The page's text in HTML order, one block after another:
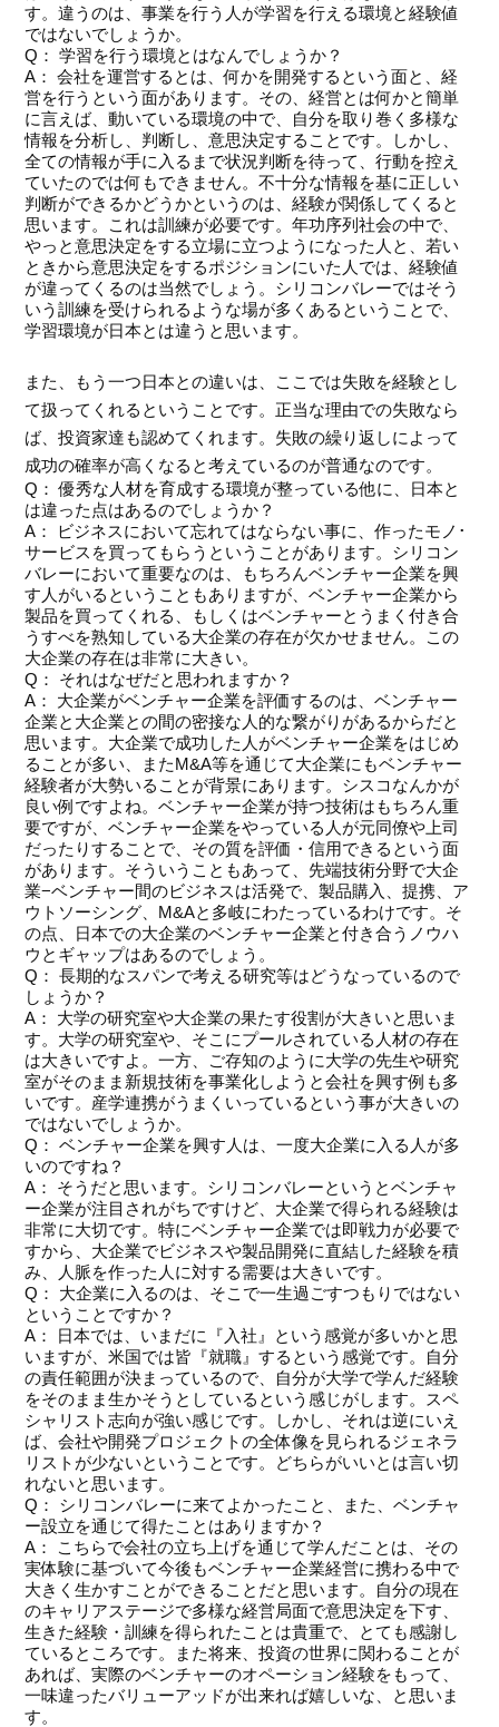
す。違うのは、事業を行う人が学習を行える環境と経験値
ではないでしょうか。
Q： 学習を行う環境とはなんでしょうか？
A： 会社を運営するとは、何かを開発するという面と、経
営を行うという面があります。その、経営とは何かと簡単
に言えば、動いている環境の中で、自分を取り巻く多様な
情報を分析し、判断し、意思決定することです。しかし、
全ての情報が手に入るまで状況判断を待って、行動を控え
ていたのでは何もできません。不十分な情報を基に正しい
判断ができるかどうかというのは、経験が関係してくると
思います。これは訓練が必要です。年功序列社会の中で、
やっと意思決定をする立場に立つようになった人と、若い
ときから意思決定をするポジションにいた人では、経験値
が違ってくるのは当然でしょう。シリコンバレーではそう
いう訓練を受けられるような場が多くあるということで、
学習環境が日本とは違うと思います。
また、もう一つ日本との違いは、ここでは失敗を経験とし
て扱ってくれるということです。正当な理由での失敗なら
ば、投資家達も認めてくれます。失敗の繰り返しによって
成功の確率が高くなると考えているのが普通なのです。
Q： 優秀な人材を育成する環境が整っている他に、日本と
は違った点はあるのでしょうか？
A： ビジネスにおいて忘れてはならない事に、作ったモノ･
サービスを買ってもらうということがあります。シリコン
バレーにおいて重要なのは、もちろんベンチャー企業を興
す人がいるということもありますが、ベンチャー企業から
製品を買ってくれる、もしくはベンチャーとうまく付き合
うすべを熟知している大企業の存在が欠かせません。この
大企業の存在は非常に大きい。
Q： それはなぜだと思われますか？
A： 大企業がベンチャー企業を評価するのは、ベンチャー
企業と大企業との間の密接な人的な繋がりがあるからだと
思います。大企業で成功した人がベンチャー企業をはじめ
ることが多い、またM&A等を通じて大企業にもベンチャー
経験者が大勢いることが背景にあります。シスコなんかが
良い例ですよね。ベンチャー企業が持つ技術はもちろん重
要ですが、ベンチャー企業をやっている人が元同僚や上司
だったりすることで、その質を評価・信用できるという面
があります。そういうこともあって、先端技術分野で大企
業−ベンチャー間のビジネスは活発で、製品購入、提携、ア
ウトソーシング、M&Aと多岐にわたっているわけです。そ
の点、日本での大企業のベンチャー企業と付き合うノウハ
ウとギャップはあるのでしょう。
Q： 長期的なスパンで考える研究等はどうなっているので
しょうか？
A： 大学の研究室や大企業の果たす役割が大きいと思いま
す。大学の研究室や、そこにプールされている人材の存在
は大きいですよ。一方、ご存知のように大学の先生や研究
室がそのまま新規技術を事業化しようと会社を興す例も多
いです。産学連携がうまくいっているという事が大きいの
ではないでしょうか。
Q： ベンチャー企業を興す人は、一度大企業に入る人が多
いのですね？
A： そうだと思います。シリコンバレーというとベンチャ
ー企業が注目されがちですけど、大企業で得られる経験は
非常に大切です。特にベンチャー企業では即戦力が必要で
すから、大企業でビジネスや製品開発に直結した経験を積
み、人脈を作った人に対する需要は大きいです。
Q： 大企業に入るのは、そこで一生過ごすつもりではない
ということですか？
A： 日本では、いまだに『入社』という感覚が多いかと思
いますが、米国では皆『就職』するという感覚です。自分
の責任範囲が決まっているので、自分が大学で学んだ経験
をそのまま生かそうとしているという感じがします。スペ
シャリスト志向が強い感じです。しかし、それは逆にいえ
ば、会社や開発プロジェクトの全体像を見られるジェネラ
リストが少ないということです。どちらがいいとは言い切
れないと思います。
Q： シリコンバレーに来てよかったこと、また、ベンチャ
ー設立を通じて得たことはありますか？
A： こちらで会社の立ち上げを通じて学んだことは、その
実体験に基づいて今後もベンチャー企業経営に携わる中で
大きく生かすことができることだと思います。自分の現在
のキャリアステージで多様な経営局面で意思決定を下す、
生きた経験・訓練を得られたことは貴重で、とても感謝し
ているところです。また将来、投資の世界に関わることが
あれば、実際のベンチャーのオペーション経験をもって、
一味違ったバリューアッドが出来れば嬉しいな、と思いま
す。